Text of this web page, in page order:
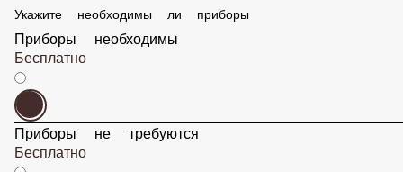
Укажите необходимы ли приборы
Приборы необходимы
Бесплатно
Приборы не требуются
Бесплатно